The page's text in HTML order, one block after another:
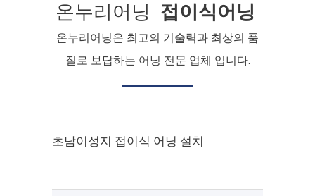
온누리어닝 접이식어닝
온누리어닝은 최고의 기술력과 최상의 품
질로 보답하는 어닝 전문 업체 입니다.
초남이성지 접이식 어닝 설치